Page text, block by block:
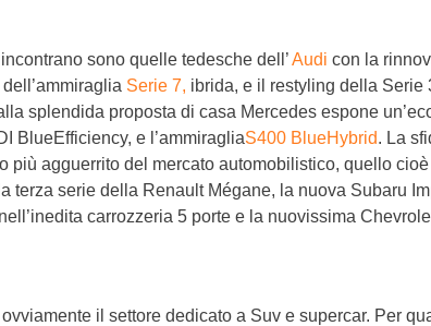
sono quelle tedesche dell’Audi con la
Serie 7, ibrida, e il restyling della Serie
splendida proposta di casa Mercedes espone
BlueEfficiency, e l’ammiragliaS400 BlueHybrid. La
più agguerrito del mercato automobilistico, quello
terza serie della Renault Mégane, la nuova Subaru
carrozzeria 5 porte e la nuovissima
il settore dedicato a Suv e supercar. Per